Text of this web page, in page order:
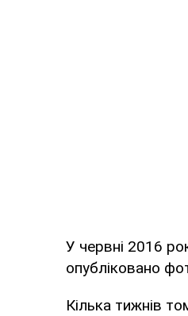
У червні 2016
опубліковано
Кілька тижнів